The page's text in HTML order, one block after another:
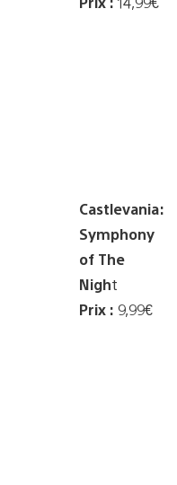
Castlevania:
Symphony
of The
Night
Prix : 9,99€